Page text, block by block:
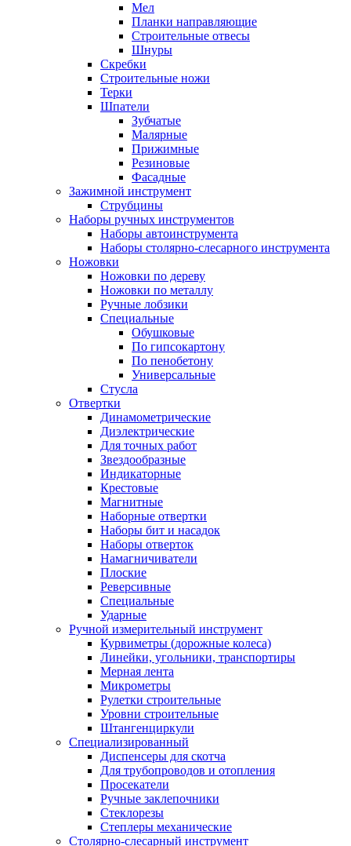
Мел
Планки направляющие
Строительные отвесы
Шнуры
Скребки
Строительные ножи
Терки
Шпатели
Зубчатые
Малярные
Прижимные
Резиновые
Фасадные
Зажимной инструмент
Струбцины
Наборы ручных инструментов
Наборы автоинструмента
Наборы столярно-слесарного инструмента
Ножовки
Ножовки по дереву
Ножовки по металлу
Ручные лобзики
Специальные
Обушковые
По гипсокартону
По пенобетону
Универсальные
Стусла
Отвертки
Динамометрические
Диэлектрические
Для точных работ
Звездообразные
Индикаторные
Крестовые
Магнитные
Наборные отвертки
Наборы бит и насадок
Наборы отверток
Намагничиватели
Плоские
Реверсивные
Специальные
Ударные
Ручной измерительный инструмент
Курвиметры (дорожные колеса)
Линейки, угольники, транспортиры
Мерная лента
Микрометры
Рулетки строительные
Уровни строительные
Штангенциркули
Специализированный
Диспенсеры для скотча
Для трубопроводов и отопления
Просекатели
Ручные заклепочники
Стеклорезы
Степлеры механические
Столярно-слесарный инструмент